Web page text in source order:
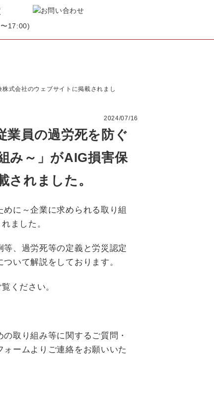
17:00)
式会社のウェブサイトに掲載されまし
2024/07/16
業員の過労死を防ぐ
み～」がAIG損害保
されました。
に～企業に求められる取り組
ました。
、過労死等の定義と労災認定
いて解説をしております。
ください。
取り組み等に関するご質問・
ームよりご連絡をお願いいた